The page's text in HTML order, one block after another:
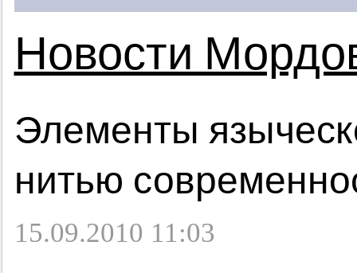
Новости
Элементы
нитью
15.09.2010 11:03